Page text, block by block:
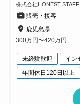
株式会社HONEST STAFF
販売・接客
鹿児島県
300万円〜420万円
未経験歓迎 イン
年間休日120日以上